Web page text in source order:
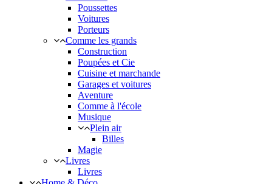
Poussettes
Voitures
Porteurs
Comme les grands
Construction
Poupées et Cie
Cuisine et marchande
Garages et voitures
Aventure
Comme à l'école
Musique
Plein air
Billes
Magie
Livres
Livres